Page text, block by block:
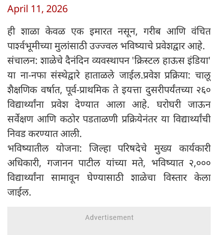
April 11, 2026
ही शाळा केवळ एक इमारत नसून, गरीब आणि वंचित
पार्श्वभूमीच्या मुलांसाठी उज्ज्वल भविष्याचे प्रवेशद्वार आहे.
संचालन: शाळेचे दैनंदिन व्यवस्थापन 'क्रिस्टल हाऊस इंडिया'
या ना-नफा संस्थेद्वारे हाताळले जाईल.प्रवेश प्रक्रिया: चालू
शैक्षणिक वर्षात, पूर्व-प्राथमिक ते इयत्ता दुसरीपर्यंतच्या २६०
विद्यार्थ्यांना प्रवेश देण्यात आला आहे. घरोघरी जाऊन
सर्वेक्षण आणि कठोर पडताळणी प्रक्रियेनंतर या विद्यार्थ्यांची
निवड करण्यात आली.
भविष्यातील योजना: जिल्हा परिषदेचे मुख्य कार्यकारी
अधिकारी, गजानन पाटील यांच्या मते, भविष्यात २,०००
विद्यार्थ्यांना सामावून घेण्यासाठी शाळेचा विस्तार केला
जाईल.